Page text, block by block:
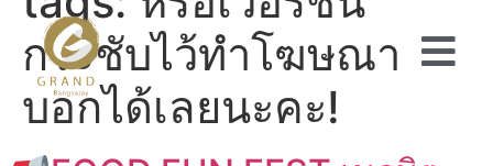
กระชับไว้ทำโฆษณา
บอกได้เลยนะคะ!